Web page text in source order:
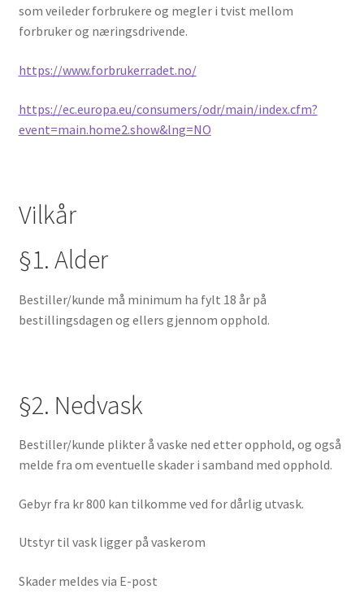
som veileder forbrukere og megler i tvist mellom
forbruker og næringsdrivende.
https://www.forbrukerradet.no/
https://ec.europa.eu/consumers/odr/main/index.cfm?
event=main.home2.show&lng=NO
Vilkår
§1. Alder
Bestiller/kunde må minimum ha fylt 18 år på
bestillingsdagen og ellers gjennom opphold.
§2. Nedvask
Bestiller/kunde plikter å vaske ned etter opphold, og også
melde fra om eventuelle skader i samband med opphold.
Gebyr fra kr 800 kan tilkomme ved for dårlig utvask.
Utstyr til vask ligger på vaskerom
Skader meldes via E-post